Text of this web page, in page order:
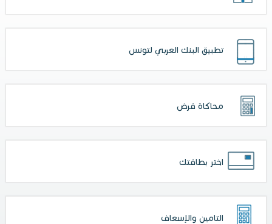
تطبيق البنك العربي لتونس
محاكاة قرض
اختر بطاقتك
التامين والإسعاف